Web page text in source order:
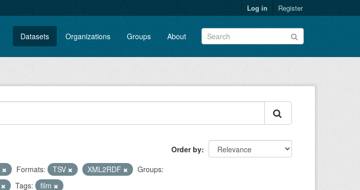
Log in Register
Datasets Organizations Groups About
Order by
Formats: TSV XML2RDF
Groups:
Tags: film